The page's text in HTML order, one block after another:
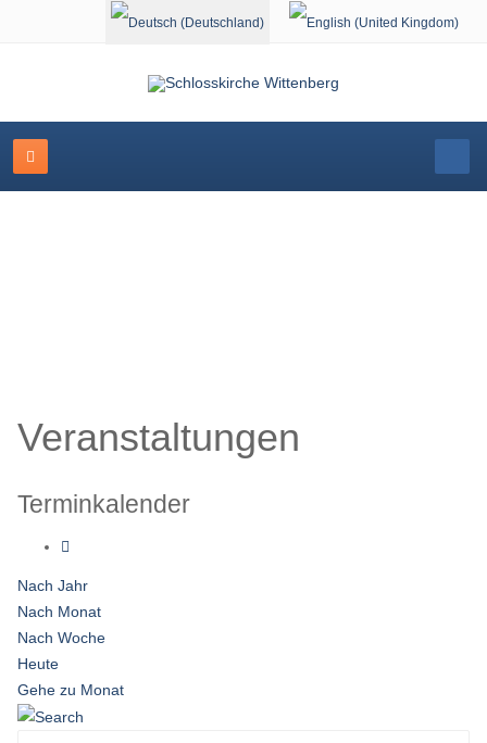
Sprache auswählen
Veranstaltungen
Terminkalender
Nach Jahr
Nach Monat
Nach Woche
Heute
Gehe zu Monat